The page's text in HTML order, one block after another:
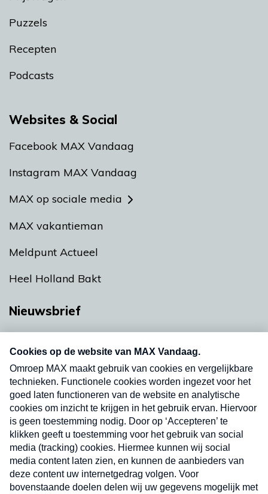
Puzzels
Recepten
Podcasts
Websites & Social
Facebook MAX Vandaag
Instagram MAX Vandaag
MAX op sociale media
MAX vakantieman
Meldpunt Actueel
Heel Holland Bakt
Nieuwsbrief
nieuwsbrief. Elke vrijdag- en dinsdagochtend in
uw mailbox.
Verzend